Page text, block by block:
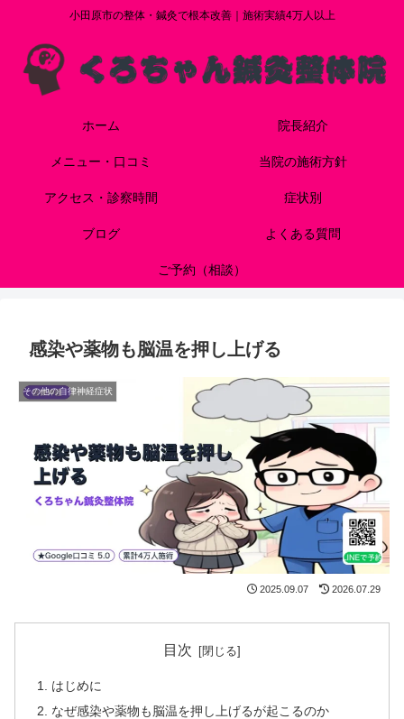
小田原市の整体・鍼灸で根本改善｜施術実績4万人以上
ホーム 院長紹介
メニュー・口コミ 当院の施術方針
アクセス・診察時間 症状別
ブログ よくある質問
ご予約（相談）
感染や薬物も脳温を押し上げる
その他の自律神経症状
2025.09.07 2026.07.29
目次
はじめに
なぜ感染や薬物も脳温を押し上げるが起こるのか